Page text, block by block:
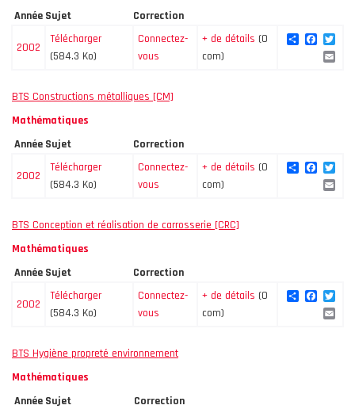
Année Sujet Correction
2002
Télécharger
(584.3 Ko)
Connectez-
vous
+ de détails (0
com)
Share
BTS Constructions métalliques [CM]
Mathématiques
Année Sujet Correction
2002
Télécharger
(584.3 Ko)
Connectez-
vous
+ de détails (0
com)
Share
BTS Conception et réalisation de carrosserie [CRC]
Mathématiques
Année Sujet Correction
2002
Télécharger
(584.3 Ko)
Connectez-
vous
+ de détails (0
com)
Share
BTS Hygiène propreté environnement
Mathématiques
Année Sujet Correction